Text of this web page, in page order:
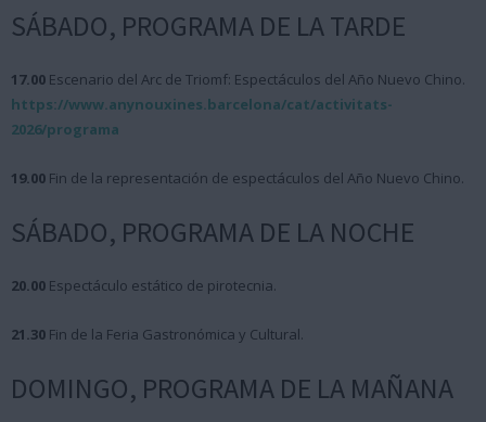
SÁBADO, PROGRAMA DE LA TARDE
17.00 Escenario del Arc de Triomf: Espectáculos del Año Nuevo Chino.
https://www.anynouxines.barcelona/cat/activitats-
2026/programa
19.00 Fin de la representación de espectáculos del Año Nuevo Chino.
SÁBADO, PROGRAMA DE LA NOCHE
20.00 Espectáculo estático de pirotecnia.
21.30 Fin de la Feria Gastronómica y Cultural.
DOMINGO, PROGRAMA DE LA MAÑANA